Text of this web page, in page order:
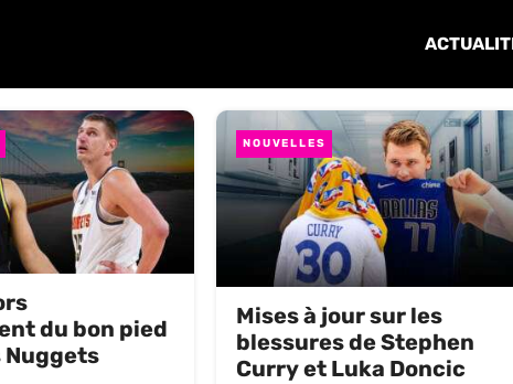
du bon pied
NOUVELLES
Mises à jour sur les
blessures de Stephen
Curry et Luka Doncic